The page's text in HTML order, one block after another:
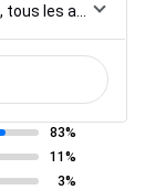
83%
11%
3%